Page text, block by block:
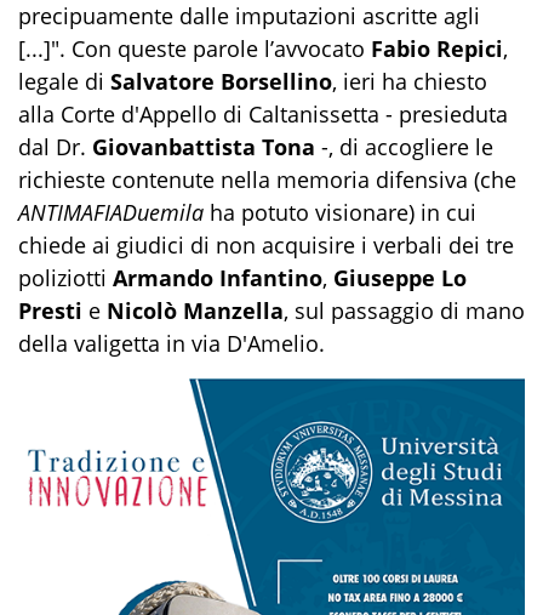
precipuamente dalle imputazioni ascritte agli
[...]". Con queste parole l’avvocato Fabio Repici,
legale di Salvatore Borsellino, ieri ha chiesto
alla Corte d'Appello di Caltanissetta - presieduta
dal Dr. Giovanbattista Tona -, di accogliere le
richieste contenute nella memoria difensiva (che
ANTIMAFIADuemila ha potuto visionare) in cui
chiede ai giudici di non acquisire i verbali dei tre
poliziotti Armando Infantino, Giuseppe Lo
Presti e Nicolò Manzella, sul passaggio di mano
della valigetta in via D'Amelio.